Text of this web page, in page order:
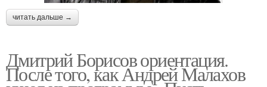
читать дальше →
Дмитрий Борисов ориентация.
После того, как Андрей Малахов